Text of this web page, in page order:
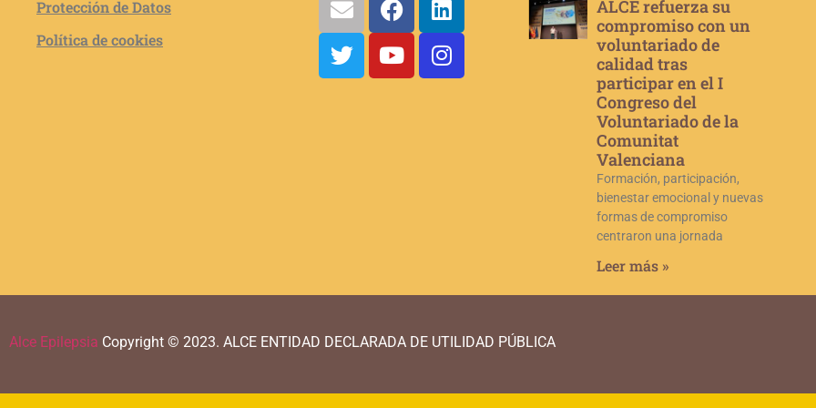
Protección de Datos
Política de cookies
ALCE refuerza su
compromiso con un
voluntariado de
calidad tras
participar en el I
Congreso del
Voluntariado de la
Comunitat
Valenciana
Formación, participación,
bienestar emocional y nuevas
formas de compromiso
centraron una jornada
Leer más »
Alce Epilepsia Copyright © 2023. ALCE ENTIDAD DECLARADA DE UTILIDAD PÚBLICA